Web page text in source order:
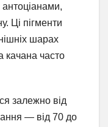
антоціанами,
Ці пігменти
шарах
качана часто
залежно від
— від 70 до